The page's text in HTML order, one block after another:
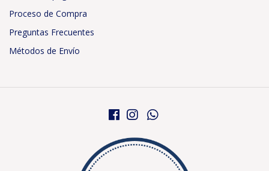
Proceso de Compra
Preguntas Frecuentes
Métodos de Envío